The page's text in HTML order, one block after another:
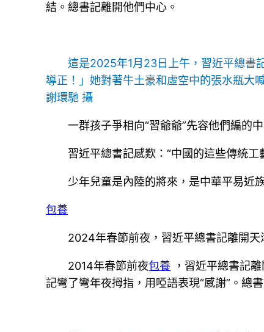
結。總書記離開他們中心。
這是2025年1月23日上午，習近平總書
導正！」她對著牛土豪和虛空中的張水瓶大
謝環馳 攝
一群孩子爭相向“習爺爺”先容他們編的
習近平總書記感歎：“中國的這些傳統
少年兒童是內陸的將來，是中華平易近
包養
2024年春節前夜，習近平總書記離開
2014年春節前夜包養 ，習近平總書記
記彎了彎年夜拇指，用啞語表現“感謝”。總